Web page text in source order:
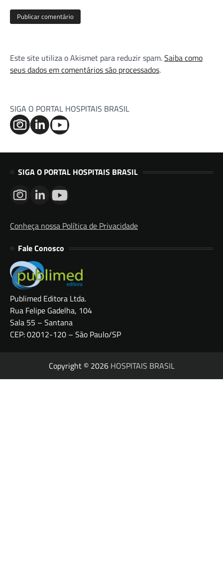
Este site utiliza o Akismet para reduzir spam.Saiba como
seus dados em comentários são processados.
SIGA O PORTAL HOSPITAIS BRASIL
SIGA O PORTAL HOSPITAIS BRASIL
Conheça nossa Política de Privacidade
Fale Conosco
Publimed Editora Ltda.
Rua Felipe Gadelha, 104
Sala 55 – Santana
CEP: 02012-120 – São Paulo/SP
Copyright © 2026 HOSPITAIS BRASIL